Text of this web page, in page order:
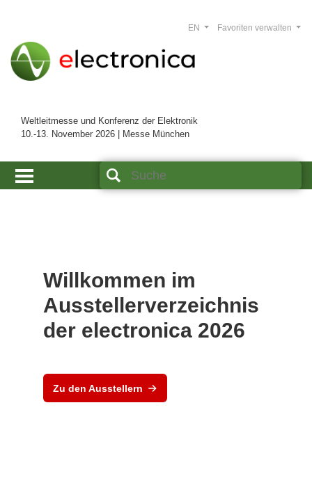
Weltleitmesse und Konferenz der Elektronik
10.-13. November 2026 | Messe München
Favoriten verwalten
EN
Willkommen im
Ausstellerverzeichnis
der electronica 2026
Zu den Ausstellern